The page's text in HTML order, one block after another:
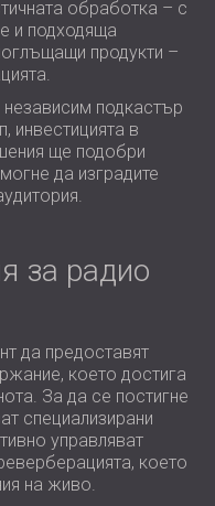
обработка – с
и подходяща
продукти –
независим подкастър
инвестицията в
ще подобри
да изградите
за радио
да предоставят
което достига
За да се постигне
специализирани
управляват
което
на живо.